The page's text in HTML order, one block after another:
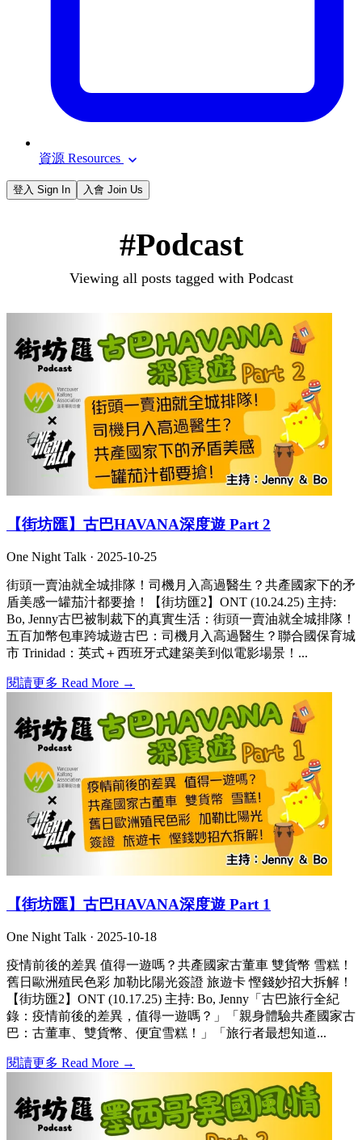
資源 Resources
登入 Sign In 入會 Join Us
#Podcast
Viewing all posts tagged with Podcast
【街坊匯】古巴HAVANA深度遊 Part 2
One Night Talk · 2025-10-25
街頭一賣油就全城排隊！司機月入高過醫生？共產國家下的矛
盾美感一罐茄汁都要搶！【街坊匯2】ONT (10.24.25) 主持:
Bo, Jenny古巴被制裁下的真實生活：街頭一賣油就全城排隊！
五百加幣包車跨城遊古巴：司機月入高過醫生？聯合國保育城
市 Trinidad：英式＋西班牙式建築美到似電影場景！...
閱讀更多 Read More →
【街坊匯】古巴HAVANA深度遊 Part 1
One Night Talk · 2025-10-18
疫情前後的差異 值得一遊嗎？共產國家古董車 雙貨幣 雪糕！
舊日歐洲殖民色彩 加勒比陽光簽證 旅遊卡 慳錢妙招大拆解！
【街坊匯2】ONT (10.17.25) 主持: Bo, Jenny「古巴旅行全紀
錄：疫情前後的差異，值得一遊嗎？」「親身體驗共產國家古
巴：古董車、雙貨幣、便宜雪糕！」「旅行者最想知道...
閱讀更多 Read More →